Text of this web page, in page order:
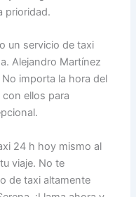
prioridad.
un servicio de taxi
Alejandro Martínez
importa la hora del
ellos para
24 h hoy mismo al
viaje. No te
de taxi altamente